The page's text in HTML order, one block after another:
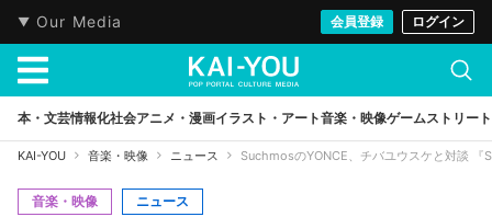
Our Media 会員登録 ログイン
本・文芸情報化社会アニメ・漫画イラスト・アート音楽・映像ゲームストリート
KAI-YOU 音楽・映像 ニュース SuchmosのYONCE、チバユウスケと対談 『
音楽・映像 ニュース